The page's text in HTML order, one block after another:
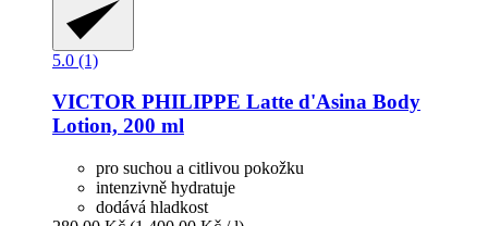
5.0 (1)
VICTOR PHILIPPE Latte d'Asina Body
Lotion, 200 ml
pro suchou a citlivou pokožku
intenzivně hydratuje
dodává hladkost